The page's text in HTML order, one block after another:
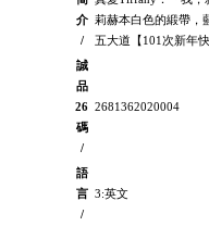
介
/
莉赫本白色的緞帶，
五大道【101次新年
誠
品
26
碼
/
2681362020004
語
言
/
3:英文